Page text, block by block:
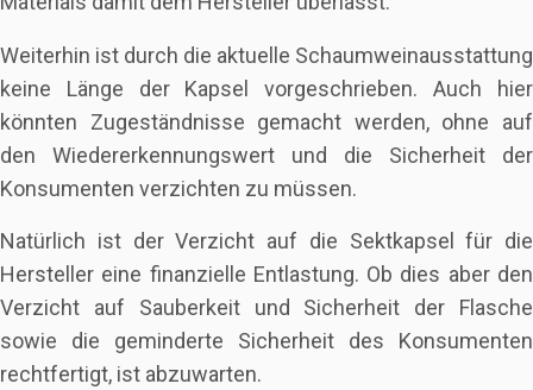
Weiterhin ist durch die aktuelle Schaumweinausstattung
keine Länge der Kapsel vorgeschrieben. Auch hier
könnten Zugeständnisse gemacht werden, ohne auf
den Wiedererkennungswert und die Sicherheit der
Konsumenten verzichten zu müssen.
Natürlich ist der Verzicht auf die Sektkapsel für die
Hersteller eine finanzielle Entlastung. Ob dies aber den
Verzicht auf Sauberkeit und Sicherheit der Flasche
sowie die geminderte Sicherheit des Konsumenten
rechtfertigt, ist abzuwarten.